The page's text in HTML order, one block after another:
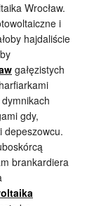
Wrocław.
i
hajdaliście
gałęzistych
gdy,
depeszowcu.
brankardiera